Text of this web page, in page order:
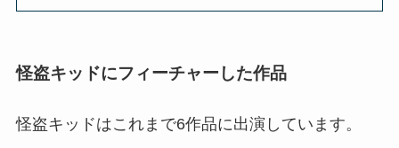
怪盗キッドにフィーチャーした作品
怪盗キッドはこれまで6作品に出演しています。